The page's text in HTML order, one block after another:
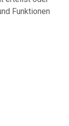
Funktionen